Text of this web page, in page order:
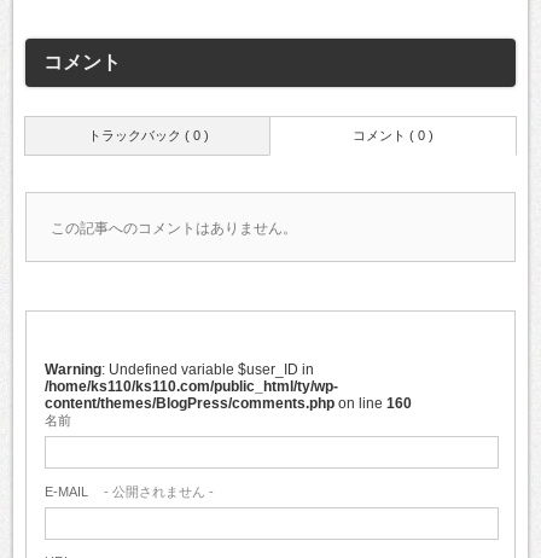
コメント
トラックバック ( 0 ) コメント ( 0 )
この記事へのコメントはありません。
Warning : Undefined variable $user_ID in
/home/ks110/ks110.com/public_html/ty/wp-
content/themes/BlogPress/comments.php on line 160
名前
E-MAIL - 公開されません -